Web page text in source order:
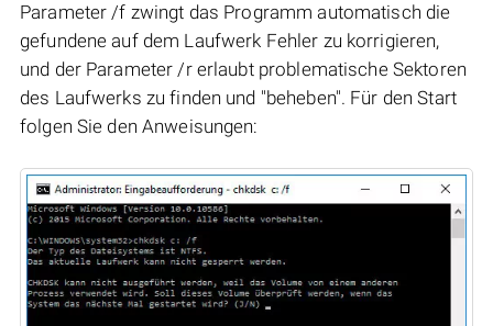
Parameter /f zwingt das Programm automatisch die
gefundene auf dem Laufwerk Fehler zu korrigieren,
und der Parameter /r erlaubt problematische Sektoren
des Laufwerks zu finden und "beheben". Für den Start
folgen Sie den Anweisungen: